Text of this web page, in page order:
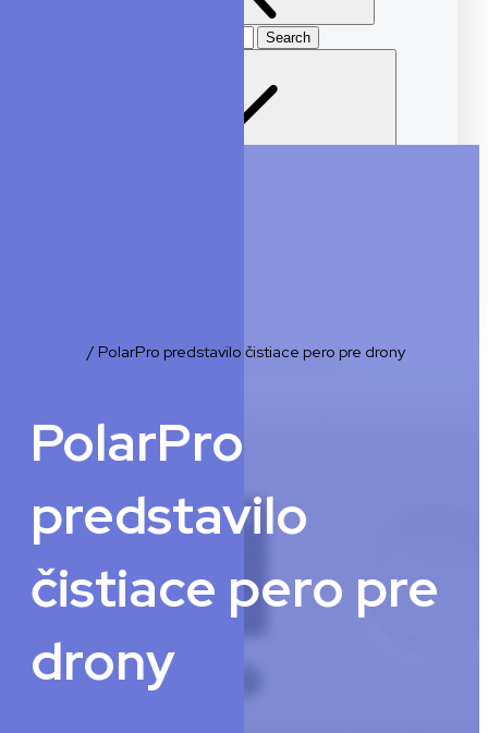
/ PolarPro predstavilo čistiace pero pre drony
PolarPro
predstavilo
čistiace pero pre
drony